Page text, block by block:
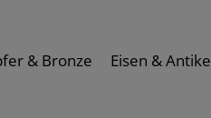
& Bronze Eisen & Antike